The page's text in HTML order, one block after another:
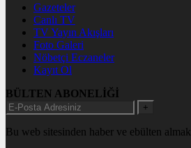
Gazeteler
Canlı TV
TV Yayın Akışları
Foto Galeri
Nöbetçi Eczaneler
Kayıt Ol
BÜLTEN ABONELİĞİ
+
Bu web sitesinden haber ve ebülten